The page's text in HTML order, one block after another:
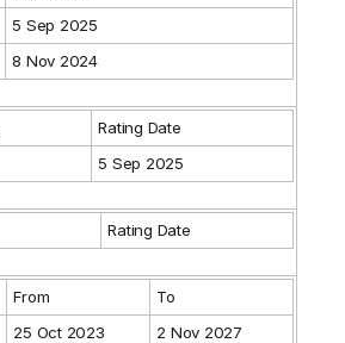
5 Sep 2025
8 Nov 2024
Rating Date
5 Sep 2025
Rating Date
From
To
25 Oct 2023 2 Nov 2027